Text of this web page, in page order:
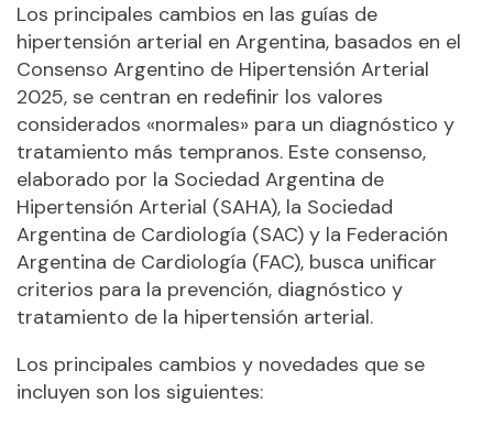
Los principales cambios en las guías de
hipertensión arterial en Argentina, basados en el
Consenso Argentino de Hipertensión Arterial
2025, se centran en redefinir los valores
considerados «normales» para un diagnóstico y
tratamiento más tempranos. Este consenso,
elaborado por la Sociedad Argentina de
Hipertensión Arterial (SAHA), la Sociedad
Argentina de Cardiología (SAC) y la Federación
Argentina de Cardiología (FAC), busca unificar
criterios para la prevención, diagnóstico y
tratamiento de la hipertensión arterial.
Los principales cambios y novedades que se
incluyen son los siguientes: